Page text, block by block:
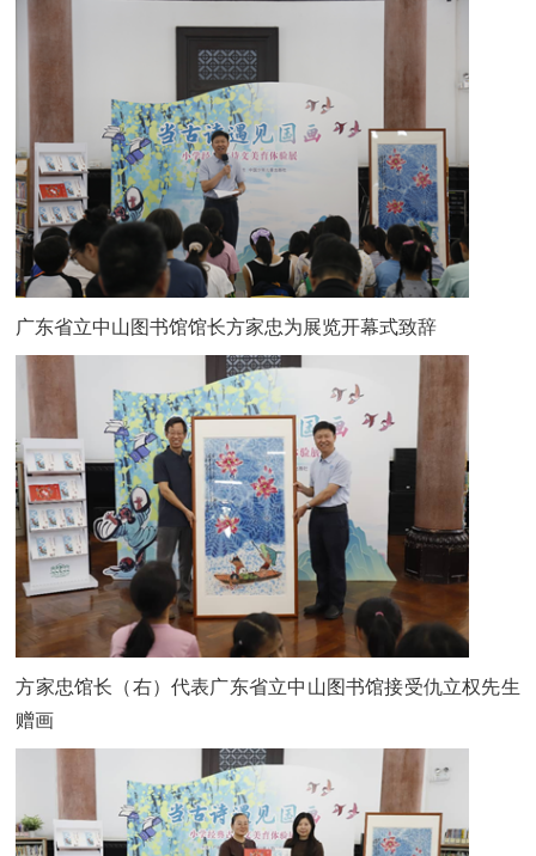
广东省立中山图书馆馆长方家忠为展览开幕式致辞
方家忠馆长（右）代表广东省立中山图书馆接受仇立权先生
赠画